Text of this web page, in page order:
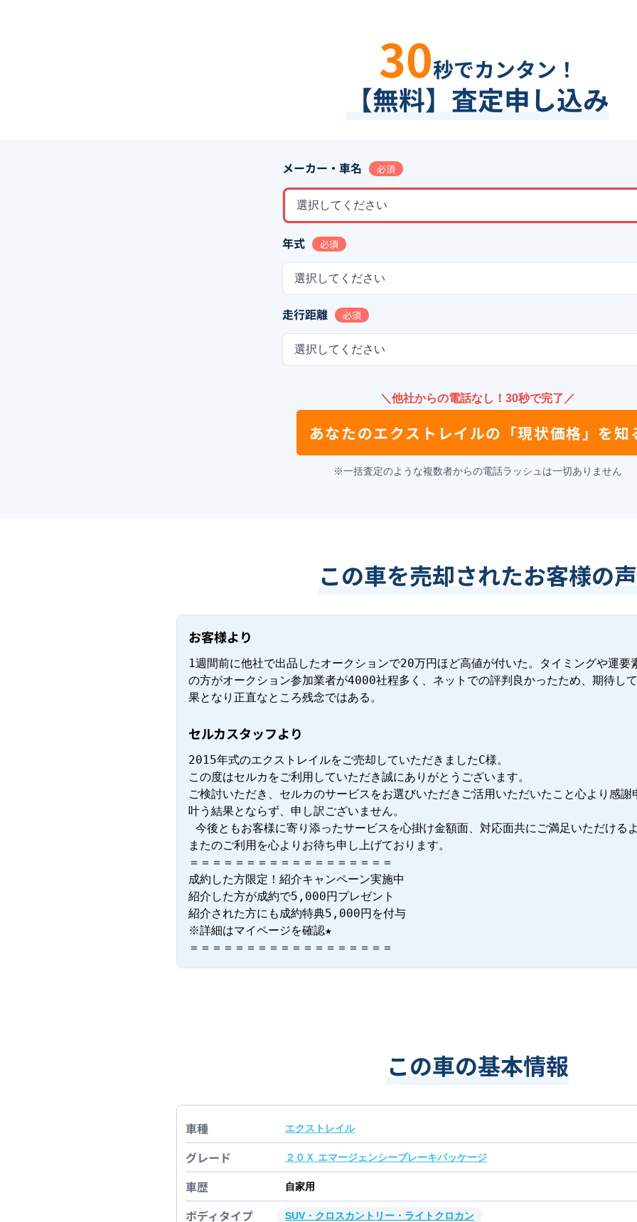
30秒でカンタン！
【無料】査定申し込み
メーカー・車名 必須
選択してください
年式 必須
選択してください
走行距離 必須
選択してください
＼他社からの電話なし！30秒で完了／
あなたのエクストレイルの 「現状価格」を知
※一括査定のような複数者からの電話ラッシュは一切ありません
この車を売却されたお客様の声
お客様より
1週間前に他社で出品したオークションで20万円ほど高値が付いた。タイミングや運要
の方がオークション参加業者が4000社程多く、ネットでの評判良かったため、期待し
果となり正直なところ残念ではある。
セルカスタッフより
2015年式のエクストレイルをご売却していただきましたC様。
この度はセルカをご利用していただき誠にありがとうございます。
ご検討いただき、セルカのサービスをお選びいただきご活用いただいたこと心より感
叶う結果とならず、申し訳ございません。
またのご利用を心よりお待ち申し上げております。
＝＝＝＝＝＝＝＝＝＝＝＝＝＝＝＝＝＝
成約した方限定！紹介キャンペーン実施中
紹介した方が成約で5,000円プレゼント
紹介された方にも成約特典5,000円を付与
※詳細はマイページを確認★
＝＝＝＝＝＝＝＝＝＝＝＝＝＝＝＝＝＝
この車の基本情報
車種 エクストレイル
グレード ２０Ｘ エマージェンシーブレーキパッケージ
車歴 自家用
ボディタイプ SUV・クロスカントリー・ライトクロカン